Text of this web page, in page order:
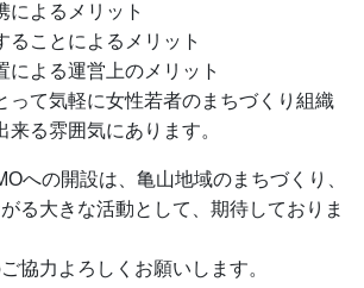
によるメリット
ることによるメリット
による運営上のメリット
って気軽に女性若者のまちづくり組織
来る雰囲気にあります。
への開設は、亀山地域のまちづくり、
る大きな活動として、期待しておりま
協力よろしくお願いします。